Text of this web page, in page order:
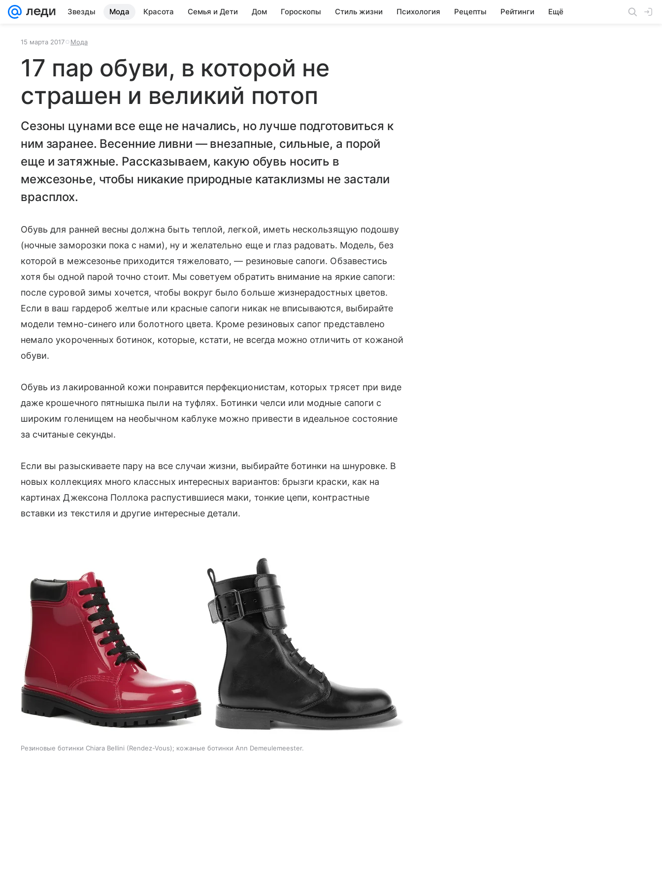
Звезды Мода Красота Семья и Дети Дом Гороскопы Стиль жизни Психология Рецепты Рейтинги Ещё
15 марта 2017 Мода
17 пар обуви, в которой не
страшен и великий потоп
Сезоны цунами все еще не начались, но лучше подготовиться к
ним заранее. Весенние ливни — внезапные, сильные, а порой
еще и затяжные. Рассказываем, какую обувь носить в
межсезонье, чтобы никакие природные катаклизмы не застали
врасплох.
Обувь для ранней весны должна быть теплой, легкой, иметь нескользящую подошву
(ночные заморозки пока с нами), ну и желательно еще и глаз радовать. Модель, без
которой в межсезонье приходится тяжеловато,— резиновые сапоги. Обзавестись
хотя бы одной парой точно стоит. Мы советуем обратить внимание на яркие сапоги:
после суровой зимы хочется, чтобы вокруг было больше жизнерадостных цветов.
Если в ваш гардероб желтые или красные сапоги никак не вписываются, выбирайте
модели темно-синего или болотного цвета. Кроме резиновых сапог представлено
немало укороченных ботинок, которые, кстати, не всегда можно отличить от кожаной
обуви.
Обувь из лакированной кожи понравится перфекционистам, которых трясет при виде
даже крошечного пятнышка пыли на туфлях. Ботинки челси или модные сапоги с
широким голенищем на необычном каблуке можно привести в идеальное состояние
за считаные секунды.
Если вы разыскиваете пару на все случаи жизни, выбирайте ботинки на шнуровке. В
новых коллекциях много классных интересных вариантов: брызги краски, как на
картинах Джексона Поллока распустившиеся маки, тонкие цепи, контрастные
вставки из текстиля и другие интересные детали.
Резиновые ботинки Chiara Bellini (Rendez-Vous); кожаные ботинки Ann Demeulemeester.